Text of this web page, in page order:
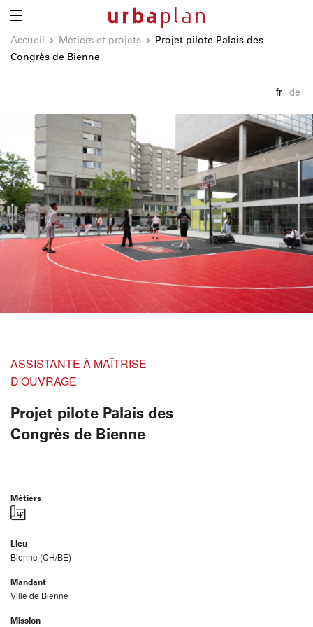
Accueil Métiers et projets
Projet pilote Palais des
Congrès de Bienne
fr de
ASSISTANTE À MAÎTRISE
D'OUVRAGE
Projet pilote Palais des
Congrès de Bienne
Métiers
Lieu
Bienne (CH/BE)
Mandant
Ville de Bienne
Mission